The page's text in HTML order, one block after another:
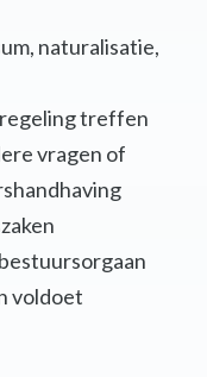
naturalisatie,
regeling treffen
vragen of
voldoet